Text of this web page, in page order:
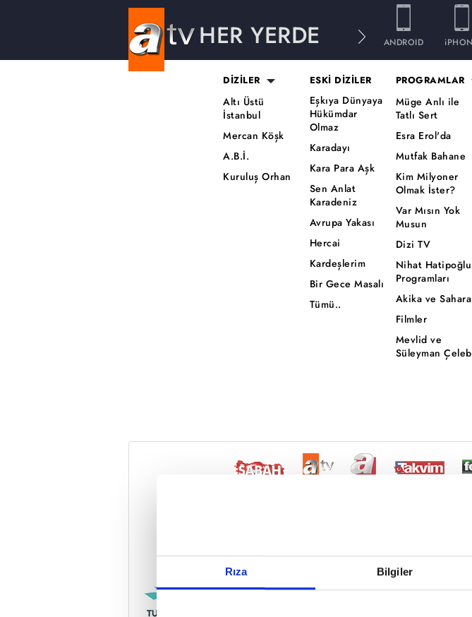
Rıza Bilgiler
Reddet
HER YERDE ANDROID
DİZİLER
Altı Üstü
İstanbul
Mercan Köşk
A.B.İ.
Kuruluş Orhan
ESKİ DİZİLER
Eşkıya Dünyaya
Hükümdar
Olmaz
Karadayı
Kara Para Aşk
Sen Anlat
Karadeniz
Avrupa Yakası
Hercai
Kardeşlerim
Bir Gece Masalı
Tümü..
PROGRAMLAR
Müge Anlı ile
Tatlı Sert
Esra Erol'da
Mutfak Bahane
Kim Milyoner
Olmak İster?
Var Mısın Yok
Musun
Dizi TV
Nihat Hatipoğlu
Programları
Akika ve Sahara
Filmler
Mevlid ve
Süleyman